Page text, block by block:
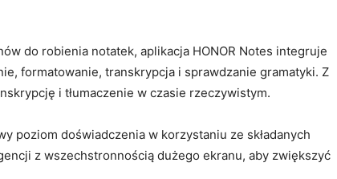
do robienia notatek, aplikacja HONOR Notes integruje
formatowanie, transkrypcja i sprawdzanie gramatyki. Z
i tłumaczenie w czasie rzeczywistym.
poziom doświadczenia w korzystaniu ze składanych
z wszechstronnością dużego ekranu, aby zwiększyć